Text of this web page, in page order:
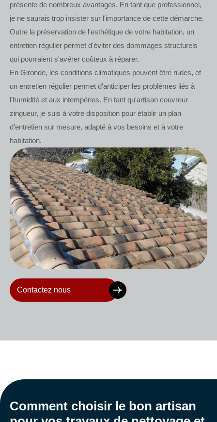
présente de nombreux avantages. En tant que professionnel,
je ne saurais trop insister sur l'importance de cette démarche.
Outre la préservation de l'esthétique de votre habitation, un
entretien régulier permet d'éviter des dommages structurels
qui pourraient s'avérer coûteux à réparer.
En Gironde, les conditions climatiques peuvent être rudes, et
un entretien régulier permet d'anticiper les problèmes liés à
l'humidité et aux intempéries. En tant qu'artisan couvreur
zingueur, je suis à votre disposition pour établir un plan
d'entretien sur mesure, adapté à vos besoins et à votre
habitation.
Contactez nous
Comment choisir le bon artisan